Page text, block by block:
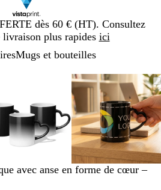
dès 60 € (HT). Consultez
livraison plus rapides ici
Mugs et bouteilles
minimum
développer
touches
plus
et
moins
zoomer
Image
zoomable
Zoom
au
minimum
Cliquez
pour
Utilisez
les
touches
plus
et
moins
pour
zoomer
avec anse en forme de cœur –